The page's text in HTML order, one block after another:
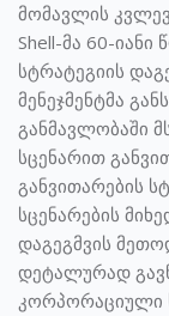
მომავლის
Shell-მა 60-
სტრატეგიის
მენეჯმენტმა
განმავლობაში
სცენარით
განვითარების
სცენარების
დაგეგმვის
დეტალურად
კორპორაციული